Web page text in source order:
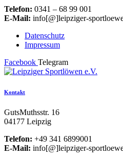
Telefon: 0341 – 68 99 001
E-Mail: info[@]leipziger-
Datenschutz
Impressum
Facebook Telegram
Kontakt
GutsMuthsstr. 16
04177 Leipzig
Telefon: +49 341 6899001
E-Mail: info[@]leipziger-